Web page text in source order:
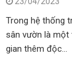
Trong hệ thống
sân vườn là một
gian thêm độc...